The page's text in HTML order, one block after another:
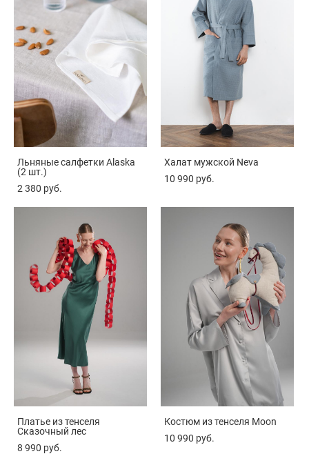
Льняные салфетки Alaska
(2 шт.)
2 380 pуб.
Халат мужской Neva
10 990 pуб.
Платье из тенселя
Сказочный лес
8 990 pуб.
Костюм из тенселя Moon
10 990 pуб.